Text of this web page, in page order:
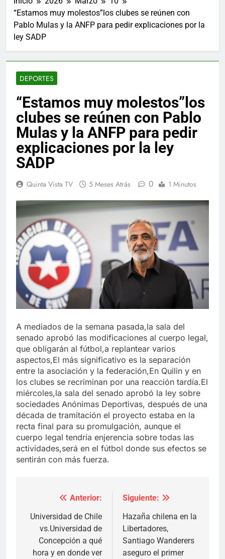
“Estamos muy molestos”los clubes se reúnen con
Pablo Mulas y la ANFP para pedir explicaciones por la
ley SADP
DEPORTES
“Estamos muy molestos”los
clubes se reúnen con Pablo
Mulas y la ANFP para pedir
explicaciones por la ley
SADP
Quinta Vista TV 5 Meses Atrás 0 1 Minutos
A mediados de la semana pasada,la sala del
senado aprobó las modificaciones al cuerpo legal,
que obligarán al fútbol,a replantear varios
aspectos,El más significativo es la separación
entre la asociación y la federación,En Quilin y en
los clubes se recriminan por una reacción tardía.El
miércoles,la sala del senado aprobó la ley sobre
sociedades Anónimas Deportivas, después de una
década de tramitación el proyecto estaba en la
recta final para su promulgación, aunque el
cuerpo legal tendría enjerencia sobre todas las
actividades,será en el fútbol donde sus efectos se
sentirán con más fuerza.
Navegación
de
entradas
Anterior:
Universidad de Chile
vs.Universidad de
Concepción a qué
hora y en donde ver
Siguiente:
Hazaña chilena en la
Libertadores,
Santiago Wanderers
aseguro el primer